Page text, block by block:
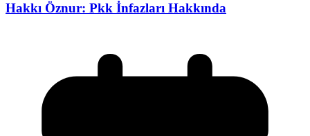
Hakkı Öznur: Pkk İnfazları Hakkında